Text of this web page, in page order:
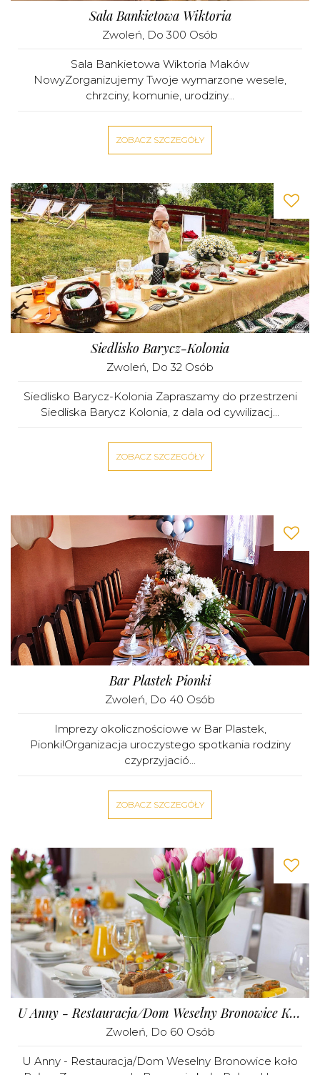
Sala Bankietowa Wiktoria
Zwoleń, Do 300 Osób
Sala Bankietowa Wiktoria Maków
NowyZorganizujemy Twoje wymarzone wesele,
chrzciny, komunie, urodziny...
ZOBACZ SZCZEGÓŁY
Siedlisko Barycz-Kolonia
Zwoleń, Do 32 Osób
Siedlisko Barycz-Kolonia Zapraszamy do przestrzeni
Siedliska Barycz Kolonia, z dala od cywilizacj...
ZOBACZ SZCZEGÓŁY
Bar Plastek Pionki
Zwoleń, Do 40 Osób
Imprezy okolicznościowe w Bar Plastek,
Pionki!Organizacja uroczystego spotkania rodziny
czyprzyjació...
ZOBACZ SZCZEGÓŁY
U Anny - Restauracja/Dom Weselny Bronowice Koło Puław
Zwoleń, Do 60 Osób
U Anny - Restauracja/Dom Weselny Bronowice koło